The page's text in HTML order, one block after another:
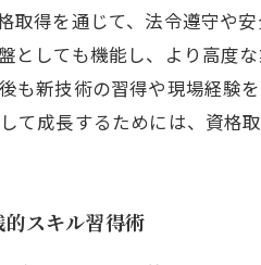
取得を通じて、法令遵守や
としても機能し、より高度
も新技術の習得や現場経験
成長するためには、資格
スキル習得術